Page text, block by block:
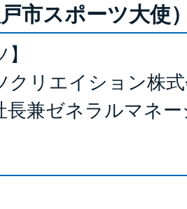
市スポーツ大使
クリエイション株
長兼ゼネラルマネ